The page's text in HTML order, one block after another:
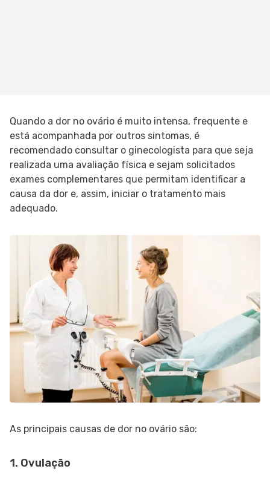
Quando a dor no ovário é muito intensa, frequente e
está acompanhada por outros sintomas, é
recomendado consultar o ginecologista para que seja
realizada uma avaliação física e sejam solicitados
exames complementares que permitam identificar a
causa da dor e, assim, iniciar o tratamento mais
adequado.
As principais causas de dor no ovário são:
1. Ovulação